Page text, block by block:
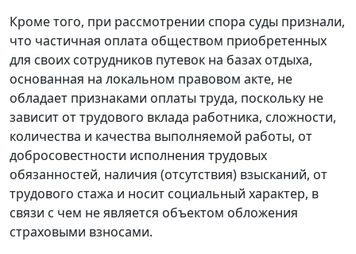
Кроме того, при рассмотрении спора суды признали,
что частичная оплата обществом приобретенных
для своих сотрудников путевок на базах отдыха,
основанная на локальном правовом акте, не
обладает признаками оплаты труда, поскольку не
зависит от трудового вклада работника, сложности,
количества и качества выполняемой работы, от
добросовестности исполнения трудовых
обязанностей, наличия (отсутствия) взысканий, от
трудового стажа и носит социальный характер, в
связи с чем не является объектом обложения
страховыми взносами.